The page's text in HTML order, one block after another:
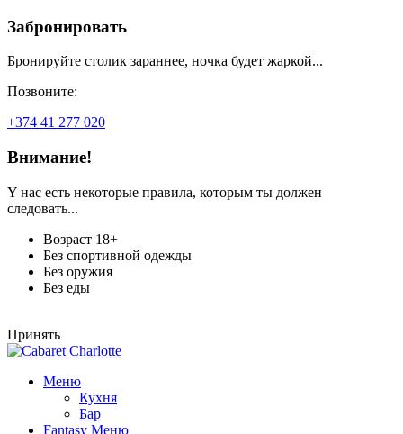
Забронировать
Бронируйте столик зараннее, ночка будет жаркой...
Позвоните:
+374 41 277 020
Внимание!
Y нас есть некоторые правила, которым ты должен
следовать...
Возраст 18+
Без спортивной одежды
Без оружия
Без еды
Принять
Меню
Кухня
Бар
Fantasy Меню